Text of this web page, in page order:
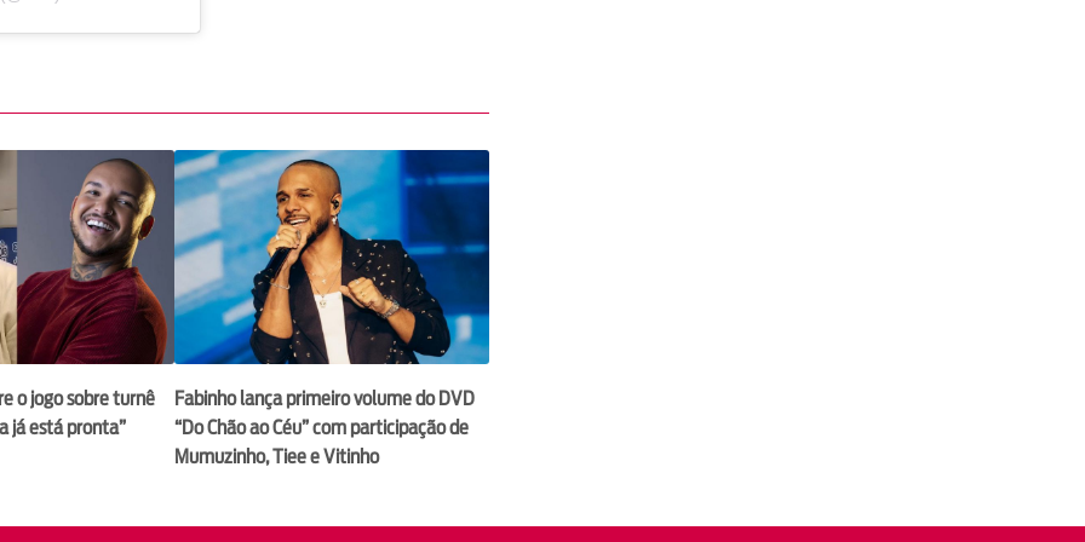
o jogo sobre turnê
já está pronta”
Fabinho lança primeiro volume do DVD
“Do Chão ao Céu” com participação de
Mumuzinho, Tiee e Vitinho